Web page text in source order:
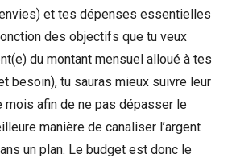
et tes dépenses essentielles
des objectifs que tu veux
du montant mensuel alloué à tes
besoin), tu sauras mieux suivre leur
mois afin de ne pas dépasser le
manière de canaliser l’argent
un plan. Le budget est donc le